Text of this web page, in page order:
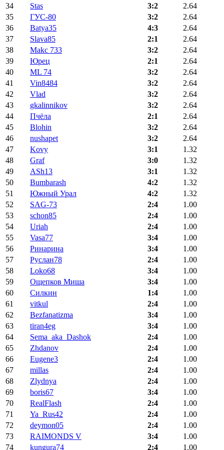
34
Stas 3:2
2.64
35
ГУС-80 3:2
2.64
36
Batya35 4:3
2.64
37
Slava85 2:1
2.64
38
Makc 733 3:2
2.64
39
Юрец 2:1
2.64
40
ML 74 3:2
2.64
41
Vin8484 3:2
2.64
42
Vlad 3:2
2.64
43
gkalinnikov 3:2
2.64
44
Пчёла 2:1
2.64
45
Blohin 3:2
2.64
46
nushapet 3:2
2.64
47
Kovy 3:1
1.32
48
Graf 3:0
1.32
49
ASh13 3:1
1.32
50
Bumbarash 4:2
1.32
51
Южный Урал 4:2
1.32
52
SAG-73 2:4
1.00
53
schon85 2:4
1.00
54
Uriah 2:4
1.00
55
Vasa77 3:4
1.00
56
Ринарина 3:4
1.00
57
Руслан78 2:4
1.00
58
Loko68 3:4
1.00
59
Ощепков Миша 3:4
1.00
60
Силкин 1:4
1.00
61
vitkul 2:4
1.00
62
Bezfanatizma 3:4
1.00
63
tiran4eg 3:4
1.00
64
Sema_aka_Dashok 2:4
1.00
65
Zhdanov 2:4
1.00
66
Eugene3 2:4
1.00
67
millas 2:4
1.00
68
Zlydnya 2:4
1.00
69
boris67 3:4
1.00
70
RealFlash 2:4
1.00
71
Ya_Rus42 2:4
1.00
72
deymon05 2:4
1.00
73
RAIMONDS V 3:4
1.00
74
kungura74 2:4 1.00